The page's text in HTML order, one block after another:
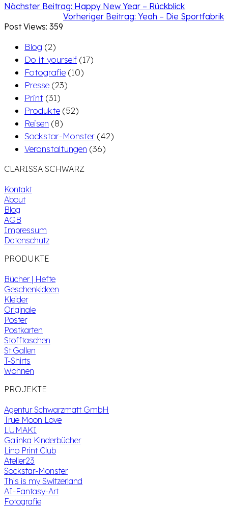
Nächster Beitrag: Happy New Year – Rückblick
Vorheriger Beitrag: Yeah – Die Sportfabrik
Post Views: 359
Blog (2)
Do it yourself (17)
Fotografie (10)
Presse (23)
Print (31)
Produkte (52)
Reisen (8)
Sockstar-Monster (42)
Veranstaltungen (36)
CLARISSA SCHWARZ
Kontakt
About
Blog
AGB
Impressum
Datenschutz
PRODUKTE
Bücher | Hefte
Geschenkideen
Kleider
Originale
Poster
Postkarten
Stofftaschen
St.Gallen
T-Shirts
Wohnen
PROJEKTE
Agentur Schwarzmatt GmbH
True Moon Love
LUMAKI
Galinka Kinderbücher
Lino Print Club
Atelier23
Sockstar-Monster
This is my Switzerland
AI-Fantasy-Art
Fotografie